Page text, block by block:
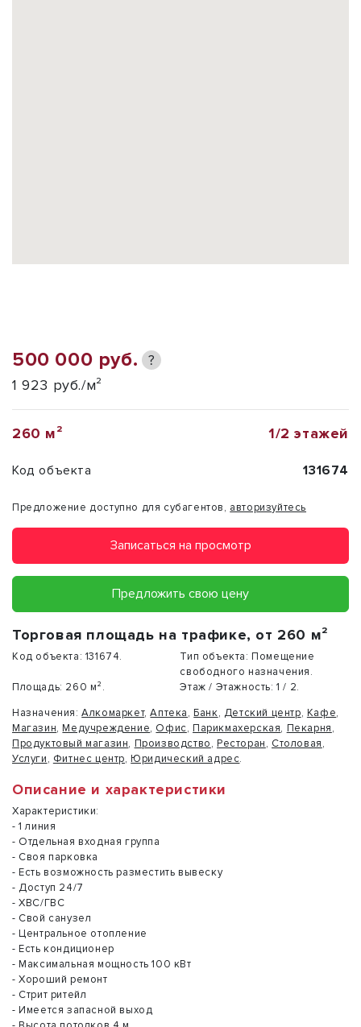
500 000 руб. ?
1 923 руб./м²
260 м² 1/2 этажей
Код объекта 131674
Предложение доступно для субагентов, авторизуйтесь
Записаться на просмотр
Предложить свою цену
Торговая площадь на трафике, от 260 м²
Код объекта: 131674. Тип объекта: Помещение
свободного назначения.
Площадь: 260 м². Этаж / Этажность: 1 / 2.
Назначения: Алкомаркет,Аптека, Банк, Детский центр, Кафе,
Магазин, Медучреждение, Офис, Парикмахерская, Пекарня,
Продуктовый магазин, Производство, Ресторан, Столовая,
Услуги, Фитнес центр, Юридический адрес.
Описание и характеристики
Характеристики:
- 1 линия
- Отдельная входная группа
- Своя парковка
- Есть возможность разместить вывеску
- Доступ 24/7
- ХВС/ГВС
- Свой санузел
- Центральное отопление
- Есть кондиционер
- Максимальная мощность 100 кВт
- Хороший ремонт
- Стрит ритейл
- Имеется запасной выход